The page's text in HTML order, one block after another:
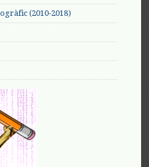
(2010-2018)